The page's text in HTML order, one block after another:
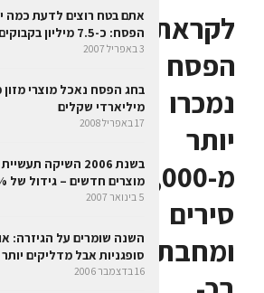
לקראת
הפסח
נמכרו
יותר
מ-180,000
סירים
ומחבתות
אתם בטח רוצים לדעת כמה
הפסח: כ-7.5 מיליון בקבוקים
3 באפריל 2007
מיליארדי שקלים
17 באפריל 2008
מוצרים חדשים – גידול של 16%
5 בינואר 2007
השנה שומרים על הגיזרה:
סופגניות אבל מדליקים
16 בדצמבר 2006